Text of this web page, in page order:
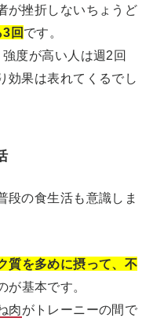
が挫折しないちょうど
回 です。
度が高い人は週2回
効果は表れてくるでし
段の食生活も意識しま
質を多めに摂って、不
が基本です。
肉がトレーニーの間で